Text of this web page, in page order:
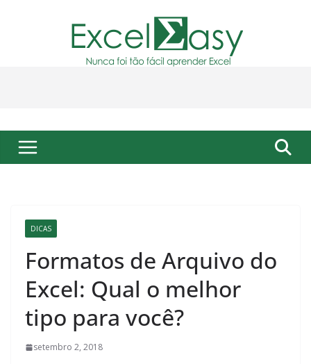
DICAS
Formatos de Arquivo do
Excel: Qual o melhor
tipo para você?
setembro 2, 2018